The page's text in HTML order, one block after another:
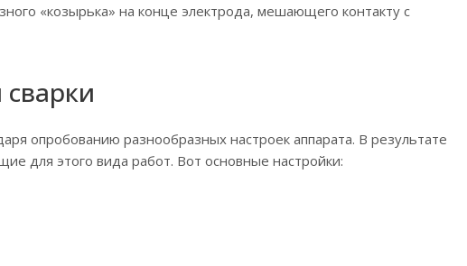
«козырька» на конце электрода, мешающего контакту с
опробованию разнообразных настроек аппарата. В результате
для этого вида работ. Вот основные настройки: